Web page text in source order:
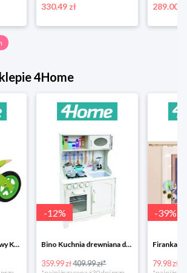
330.49 zł
289.00 zł
4Home
Bino Rowerek biegowy Krecik
-12%
Bino Kuchnia drewniana dla dzieci Provence
359.99 zł409.99 zł*
-39%
79.98 zł